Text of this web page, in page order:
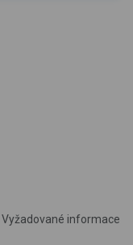
informace